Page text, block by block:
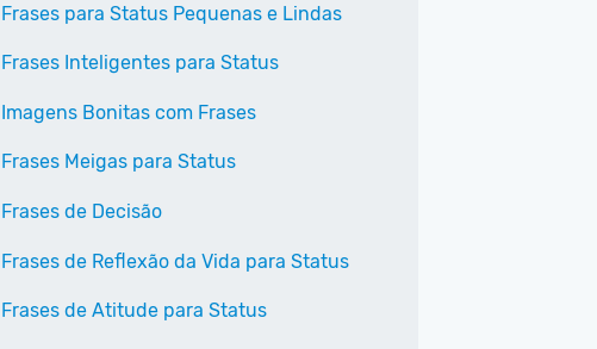
Frases para Status Pequenas e Lindas
Frases Inteligentes para Status
Imagens Bonitas com Frases
Frases Meigas para Status
Frases de Decisão
Frases de Reflexão da Vida para Status
Frases de Atitude para Status